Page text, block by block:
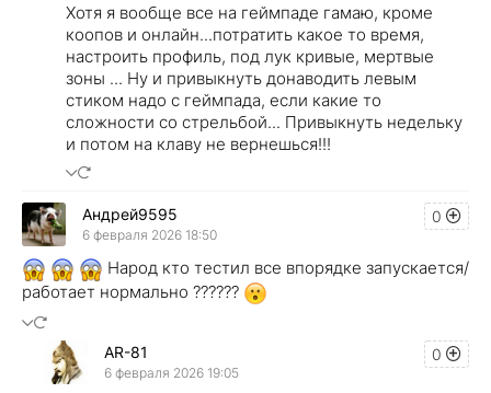
Хотя я вообще все на геймпаде гамаю, кроме
коопов и онлайн...потратить какое то время,
настроить профиль, под лук кривые, мертвые
зоны ... Ну и привыкнуть донаводить левым
стиком надо с геймпада, если какие то
сложности со стрельбой... Привыкнуть недельку
и потом на клаву не вернешься!!!
0
Андрей9595
6 февраля 2026 18:50
Народ кто тестил все впорядке запускается/
работает нормально ??????
0
AR-81
6 февраля 2026 19:05